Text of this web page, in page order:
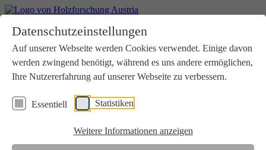
Datenschutzeinstellungen
Auf unserer Webseite werden Cookies verwendet. Einige davon
werden zwingend benötigt, während es uns andere ermöglichen,
Ihre Nutzererfahrung auf unserer Webseite zu verbessern.
Essentiell Statistiken
Weitere Informationen anzeigen
Aktuelles
Downloads
Kontakt
Login
Verein
Wir unterstützen die Interessen der Holzbranche in enger
Zusammenarbeit mit Wissenschaft und Wirtschaft.